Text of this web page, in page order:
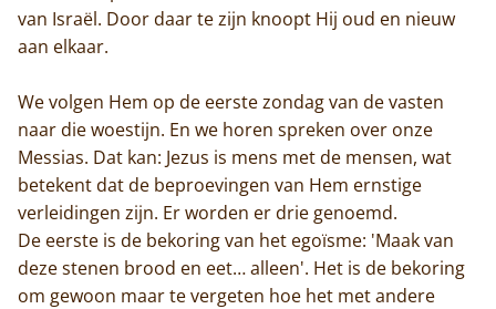
van Israël. Door daar te zijn knoopt Hij oud en nieuw
aan elkaar.
We volgen Hem op de eerste zondag van de vasten
naar die woestijn. En we horen spreken over onze
Messias. Dat kan: Jezus is mens met de mensen, wat
betekent dat de beproevingen van Hem ernstige
verleidingen zijn. Er worden er drie genoemd.
De eerste is de bekoring van het egoïsme: 'Maak van
deze stenen brood en eet… alleen'. Het is de bekoring
om gewoon maar te vergeten hoe het met andere